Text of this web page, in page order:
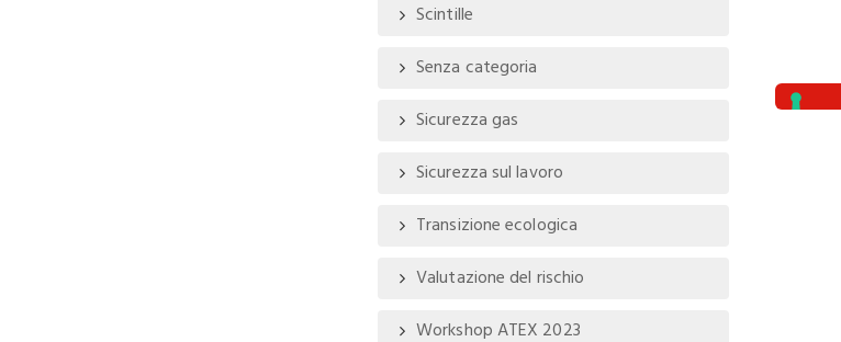
Scintille
Senza categoria
Sicurezza gas
Sicurezza sul lavoro
Transizione ecologica
Valutazione del rischio
Workshop ATEX 2023